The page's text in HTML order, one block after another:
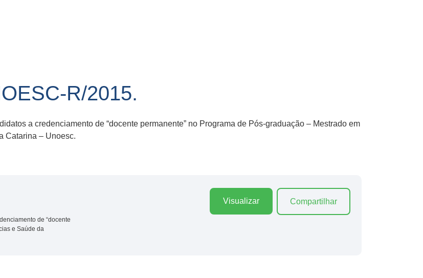
R/2015.
a credenciamento de “docente permanente” no Programa de Pós-graduação – Mestrado em
Catarina – Unoesc.
de “docente
e Saúde da
Visualizar Compartilhar